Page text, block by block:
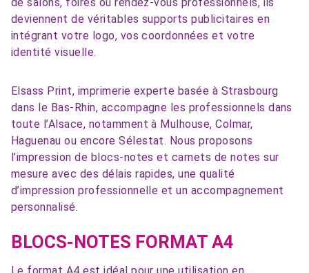
deviennent de véritables supports publicitaires en
intégrant votre logo, vos coordonnées et votre
identité visuelle.
Elsass Print, imprimerie experte basée à Strasbourg
dans le Bas-Rhin, accompagne les professionnels dans
toute l’Alsace, notamment à Mulhouse, Colmar,
Haguenau ou encore Sélestat. Nous proposons
l’impression de blocs-notes et carnets de notes sur
mesure avec des délais rapides, une qualité
d’impression professionnelle et un accompagnement
personnalisé.
BLOCS-NOTES FORMAT A4